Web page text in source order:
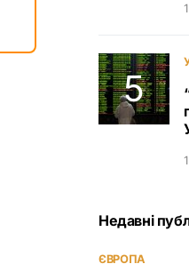
Недавні
ЄВРОПА